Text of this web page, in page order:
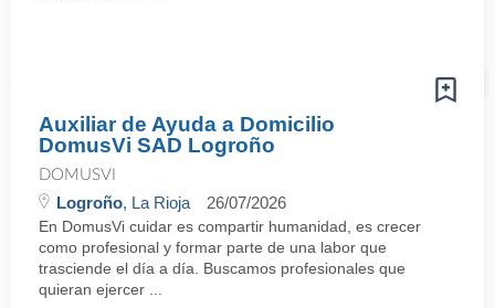
Auxiliar de Ayuda a Domicilio
DomusVi SAD Logroño
DOMUSVI
Logroño, La Rioja 26/07/2026
En DomusVi cuidar es compartir humanidad, es crecer
como profesional y formar parte de una labor que
trasciende el día a día. Buscamos profesionales que
quieran ejercer ...